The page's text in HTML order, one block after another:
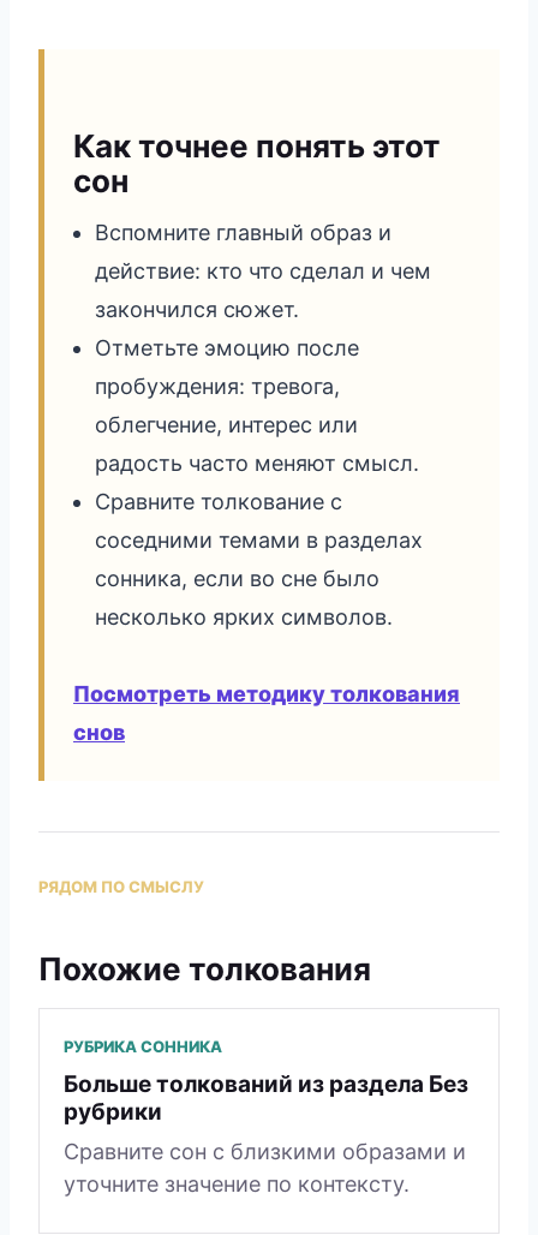
Как точнее понять этот
сон
Вспомните главный образ и
действие: кто что сделал и чем
закончился сюжет.
Отметьте эмоцию после
пробуждения: тревога,
облегчение, интерес или
радость часто меняют смысл.
Сравните толкование с
соседними темами в разделах
сонника, если во сне было
несколько ярких символов.
Посмотреть методику толкования
снов
РЯДОМ ПО СМЫСЛУ
Похожие толкования
РУБРИКА СОННИКА
Больше толкований из раздела Без
рубрики
Сравните сон с близкими образами и
уточните значение по контексту.